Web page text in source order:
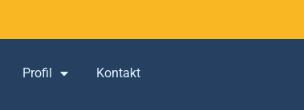
Profil Kontakt